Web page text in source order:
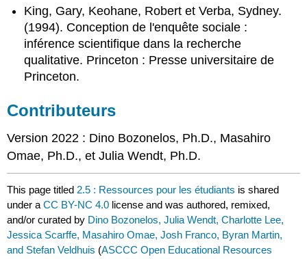
King, Gary, Keohane, Robert et Verba, Sydney.
(1994). Conception de l'enquête sociale :
inférence scientifique dans la recherche
qualitative. Princeton : Presse universitaire de
Princeton.
Contributeurs
Version 2022 : Dino Bozonelos, Ph.D., Masahiro
Omae, Ph.D., et Julia Wendt, Ph.D.
This page titled 2.5 : Ressources pour les étudiants is shared
under aCC BY-NC 4.0 license and was authored, remixed,
and/or curated by Dino Bozonelos, Julia Wendt, Charlotte Lee,
Jessica Scarffe, Masahiro Omae, Josh Franco, Byran Martin,
and Stefan Veldhuis (ASCCC Open Educational Resources